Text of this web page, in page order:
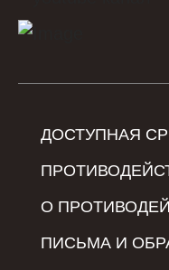
ДОСТУПНАЯ
О
ПИСЬМА И